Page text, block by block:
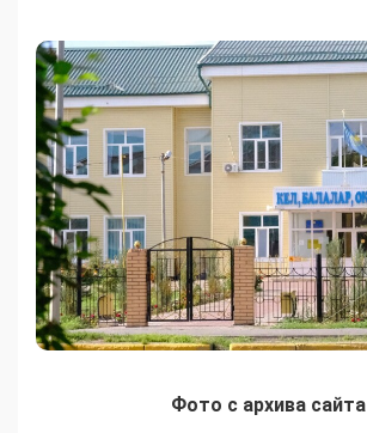
Фото с архива сайта